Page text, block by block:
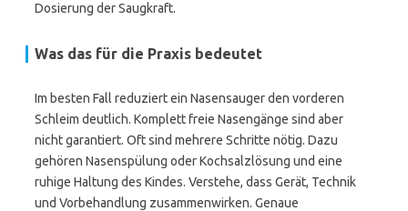
Dosierung der Saugkraft.
Was das für die Praxis bedeutet
Im besten Fall reduziert ein Nasensauger den vorderen
Schleim deutlich. Komplett freie Nasengänge sind aber
nicht garantiert. Oft sind mehrere Schritte nötig. Dazu
gehören Nasenspülung oder Kochsalzlösung und eine
ruhige Haltung des Kindes. Verstehe, dass Gerät, Technik
und Vorbehandlung zusammenwirken. Genaue